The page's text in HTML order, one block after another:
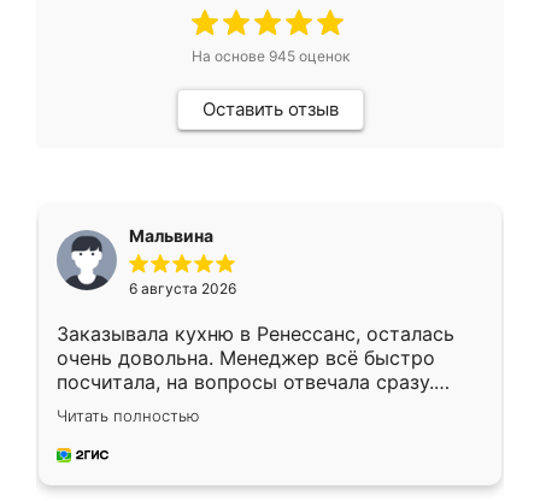
На основе 945оценок
Оставить отзыв
Мальвина
6 августа 2026
Заказывала кухню в Ренессанс, осталась
очень довольна. Менеджер всё быстро
посчитала, на вопросы отвечала сразу.
Замерщик приехал в субботу, подошёл к
делу со всей ответственностью. Собрали
за день, ребята работали аккуратно, даже
Читать полностью